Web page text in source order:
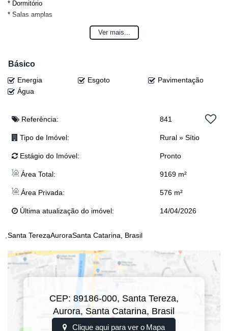
* Dormitório
* Salas amplas
🏗️ Bloco em alvenaria: 490 m²
* Estrutura interna inacabada (ideal para personalizar o projeto)
🌊 Fundos com rio
🌳 Bosque
💰 Valor: R$ 1.590.000,00
📌 Estuda proposta
Um espaço único para transformar em pousada, retiro ou investimento
📲 Entre em contato e saiba mais!📲 Anderson: (47) 98468-0283
📲 Djonatan: (47) 99624-2007
📲 Dyone: (47) 9113-5550
📲 Josi: (47) 99243-5366
📲 Junior: (47) 99767-2341
📲 Lucas: (47) 99143-0145
📲 Realiza Imobiliária: (47) 3300-039
Ver mais...
Básico
Energia Esgoto
Pavimentação
Água
Referência: 841
Tipo de Imóvel: Rural » Sítio
Estágio do Imóvel: Pronto
Área Total: 9169 m²
Área Privada: 576 m²
Última atualização do imóvel: 14/04/2026
Santa TerezaAuroraSanta Catarina, Brasil
CEP: 89186-000, Santa Tereza,
Aurora, Santa Catarina, Brasil
Clique aqui para ver o Mapa